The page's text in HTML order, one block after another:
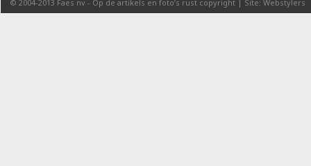
© 2004-2013 Faes nv - Op de artikels en foto’s rust copyright | Site: Webstylers